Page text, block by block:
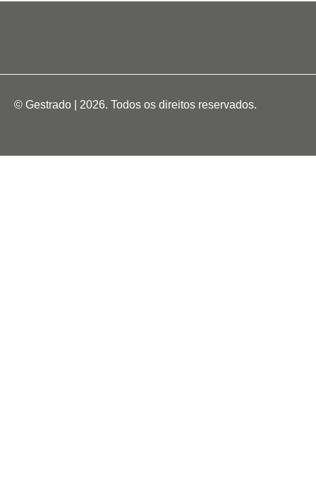
© Gestrado | 2026. Todos os direitos reservados.